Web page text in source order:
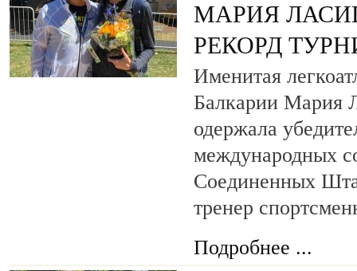
МАРИЯ
РЕКОРД
Именитая
Балкарии Мария
одержала
международных
Соединенных
тренер
Подробнее ...